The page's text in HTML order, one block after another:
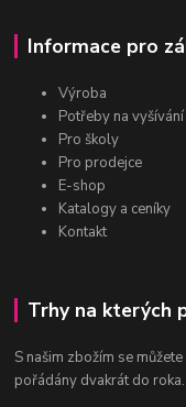
Informace pro
Výroba
Potřeby na vyšívání
Pro školy
Pro prodejce
E-shop
Katalogy a ceníky
Kontakt
Trhy na kterých
S našim zbožím se
pořádány dvakrát do roka.